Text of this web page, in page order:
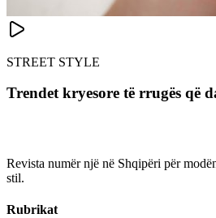
STREET STYLE
Trendet kryesore të rrugës që
Revista numër një në Shqipëri për
stil.
Rubrikat